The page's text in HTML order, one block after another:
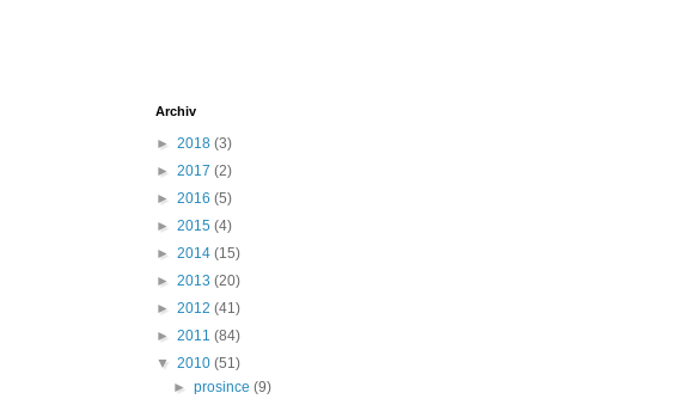
Archiv
► 2018 (3)
► 2017 (2)
► 2016 (5)
► 2015 (4)
► 2014 (15)
► 2013 (20)
► 2012 (41)
► 2011 (84)
▼ 2010 (51)
►prosince(9)